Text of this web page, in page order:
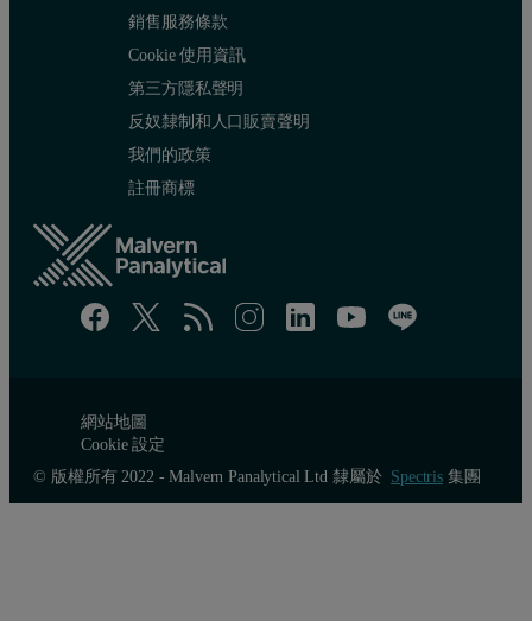
銷售服務條款
Cookie 使用資訊
第三方隱私聲明
反奴隸制和人口販賣聲明
我們的政策
註冊商標
網站地圖
Cookie 設定
© 版權所有 2022 - Malvern Panalytical Ltd 隸屬於 Spectris集團